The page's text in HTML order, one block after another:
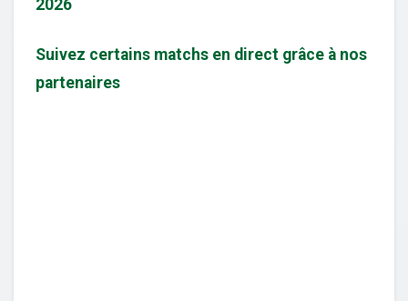
2026
Suivez certains matchs en direct grâce à nos
partenaires